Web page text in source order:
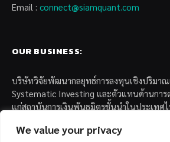
We value your privacy
Email : connect@siamquant.com
OUR BUSINESS:
บริษัทวิจัยพัฒนากลยุทธ์การลงทุนเชิงปริมา
Systematic Investing และตัวแทนด้านกา
แก่สถาบันการเงินพันธมิตรชั้นนำในประเทศ
– บล. กรุงไทย เอ็กซ์สปริง จำกัด